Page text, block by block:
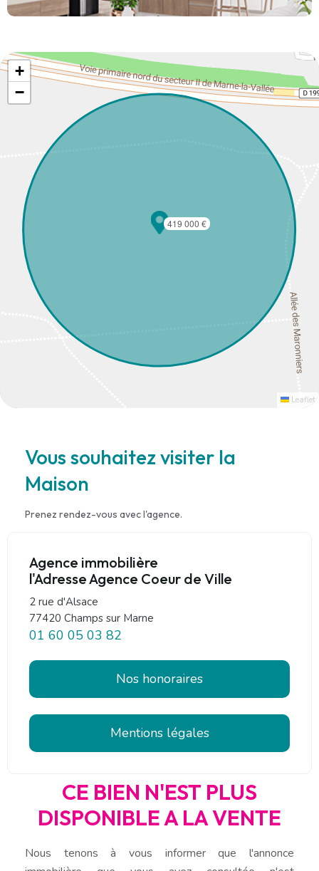
419 000 €
+
−
Leaflet
Vous souhaitez visiter la
Maison
Prenez rendez-vous avec l'agence.
Agence immobilière
l'Adresse Agence Coeur de Ville
2 rue d'Alsace
77420 Champs sur Marne
01 60 05 03 82
Nos honoraires
Mentions légales
CE BIEN N'EST PLUS
DISPONIBLE A LA VENTE
Nous tenons à vous informer que l'annonce